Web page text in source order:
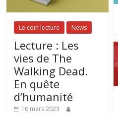
Le coin lecture News
Lecture : Les
vies de The
Walking Dead.
En quête
d’humanité
10 mars 2023